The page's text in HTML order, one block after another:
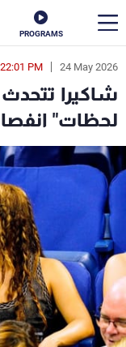
PROGRAMS
24 May 2026
22:01 PM
شاكيرا
لحظات"
en
الأخبار
سياسة
إقتصاد
منوعات
كأس العالم
البرامج